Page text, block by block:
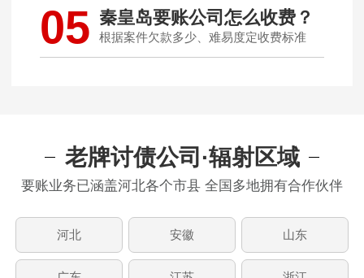
05 秦皇岛要账公司怎么收费？
根据案件欠款多少、难易度定收费标准
老牌讨债公司·辐射区域
要账业务已涵盖河北各个市县 全国多地拥有合作伙伴
河北 安徽 山东